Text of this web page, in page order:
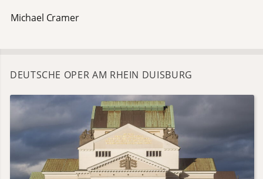
Michael Cramer
DEUTSCHE OPER AM RHEIN DUISBURG